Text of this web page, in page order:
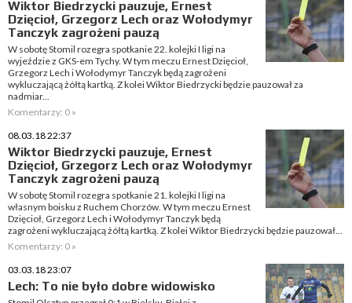
Wiktor Biedrzycki pauzuje, Ernest
Dzięcioł, Grzegorz Lech oraz Wołodymyr
Tanczyk zagrożeni pauzą
W sobotę Stomil rozegra spotkanie 22. kolejki I ligi na
wyjeździe z GKS-em Tychy. W tym meczu Ernest Dzięcioł,
Grzegorz Lech i Wołodymyr Tanczyk będą zagrożeni
wykluczającą żółtą kartką. Z kolei Wiktor Biedrzycki będzie pauzował za
nadmiar...
Komentarzy: 0 »
08.03.18 22:37
Wiktor Biedrzycki pauzuje, Ernest
Dzięcioł, Grzegorz Lech oraz Wołodymyr
Tanczyk zagrożeni pauzą
W sobotę Stomil rozegra spotkanie 21. kolejki I ligi na
własnym boisku z Ruchem Chorzów. W tym meczu Ernest
Dzięcioł, Grzegorz Lech i Wołodymyr Tanczyk będą
zagrożeni wykluczającą żółtą kartką. Z kolei Wiktor Biedrzycki będzie pauzował...
Komentarzy: 0 »
03.03.18 23:07
Lech: To nie było dobre widowisko